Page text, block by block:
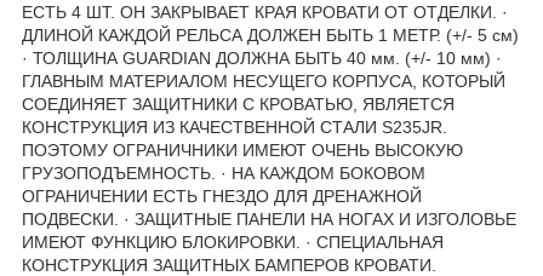
ЕСТЬ 4 ШТ. ОН ЗАКРЫВАЕТ КРАЯ КРОВАТИ ОТ ОТДЕЛКИ. ·
ДЛИНОЙ КАЖДОЙ РЕЛЬСА ДОЛЖЕН БЫТЬ 1 МЕТР. (+/- 5 см)
· ТОЛЩИНА GUARDIAN ДОЛЖНА БЫТЬ 40 мм. (+/- 10 мм) ·
ГЛАВНЫМ МАТЕРИАЛОМ НЕСУЩЕГО КОРПУСА, КОТОРЫЙ
СОЕДИНЯЕТ ЗАЩИТНИКИ С КРОВАТЬЮ, ЯВЛЯЕТСЯ
КОНСТРУКЦИЯ ИЗ КАЧЕСТВЕННОЙ СТАЛИ S235JR.
ПОЭТОМУ ОГРАНИЧНИКИ ИМЕЮТ ОЧЕНЬ ВЫСОКУЮ
ГРУЗОПОДЪЕМНОСТЬ. · НА КАЖДОМ БОКОВОМ
ОГРАНИЧЕНИИ ЕСТЬ ГНЕЗДО ДЛЯ ДРЕНАЖНОЙ
ПОДВЕСКИ. · ЗАЩИТНЫЕ ПАНЕЛИ НА НОГАХ И ИЗГОЛОВЬЕ
ИМЕЮТ ФУНКЦИЮ БЛОКИРОВКИ. · СПЕЦИАЛЬНАЯ
КОНСТРУКЦИЯ ЗАЩИТНЫХ БАМПЕРОВ КРОВАТИ.